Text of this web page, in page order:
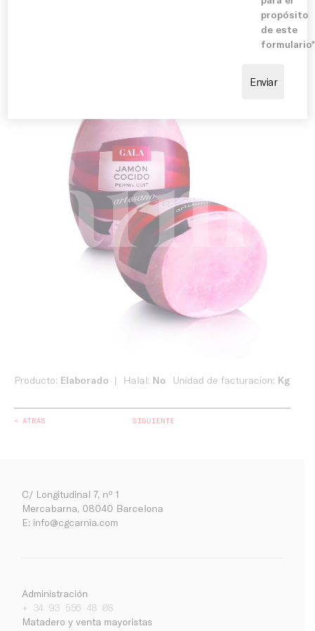
Producto: Elaborado Halal: No Unidad de facturacion: Kg
< ATRÁS SIGUIENTE
C/ Longitudinal 7, nº 1
Mercabarna, 08040 Barcelona
E: info@cgcarnia.com
Administración
+ 34 93 556 48 08
Matadero y venta mayoristas
propósito
de este
formulario*